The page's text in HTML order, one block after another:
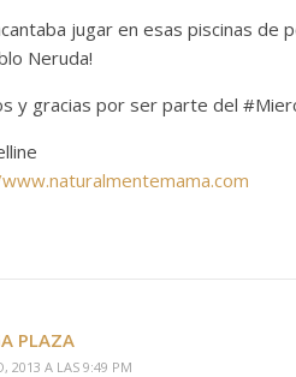
jugar en esas piscinas de
Neruda!
y gracias por ser parte del
PLAZA
2013 A LAS 9:49 PM